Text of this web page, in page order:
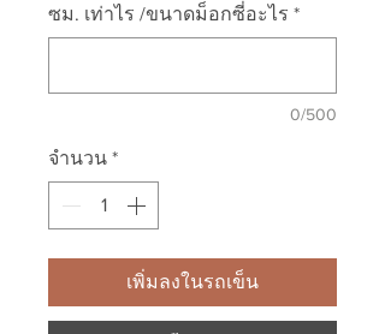
ซม. เท่าไร /ขนาดม็อกซี่อะไร *
0/500
จำนวน *
เพิ่มลงในรถเข็น